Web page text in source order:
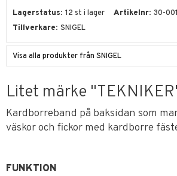
Lagerstatus 12 st i lager Artikelnr 30-
Tillverkare SNIGEL
Visa alla produkter från SNIGEL
Litet märke
Kardborreband på baksidan som
väskor och fickor med kardborre
FUNKTION